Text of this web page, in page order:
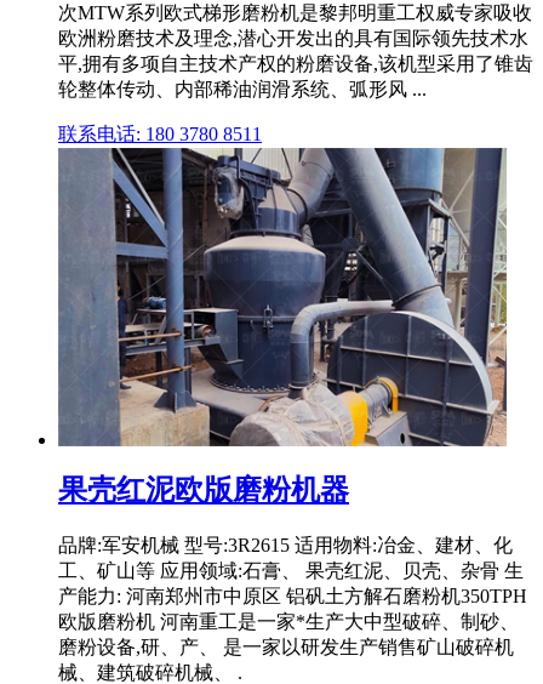
次MTW系列欧式梯形磨粉机是黎邦明重工权威专家吸收
欧洲粉磨技术及理念,潜心开发出的具有国际领先技术水
平,拥有多项自主技术产权的粉磨设备,该机型采用了锥齿
轮整体传动、内部稀油润滑系统、弧形风 ...
联系电话: 180 3780 8511
果壳红泥欧版磨粉机器
品牌:军安机械 型号:3R2615 适用物料:冶金、建材、化
工、矿山等 应用领域:石膏、 果壳红泥、贝壳、杂骨 生
产能力: 河南郑州市中原区 铝矾土方解石磨粉机350TPH
欧版磨粉机 河南重工是一家*生产大中型破碎、制砂、
磨粉设备,研、产、 是一家以研发生产销售矿山破碎机
械、建筑破碎机械、 .